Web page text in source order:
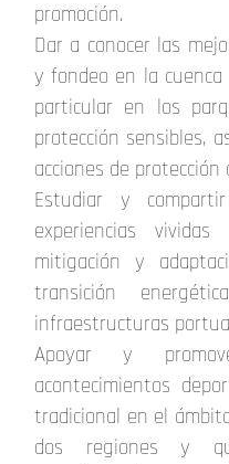
promoción.
Dar a conocer las
y fondeo en la
particular en los
protección sensibles,
acciones de protección
Estudiar y
experiencias
mitigación y
transición
infraestructuras
Apoyar y
acontecimientos
tradicional en el
dos regiones y